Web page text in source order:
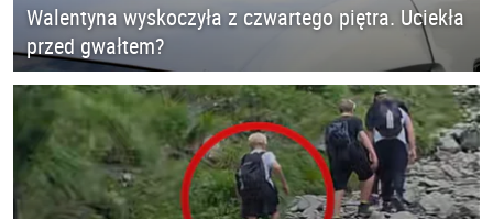
Walentyna wyskoczyła z czwartego piętra. Uciekła
przed gwałtem?